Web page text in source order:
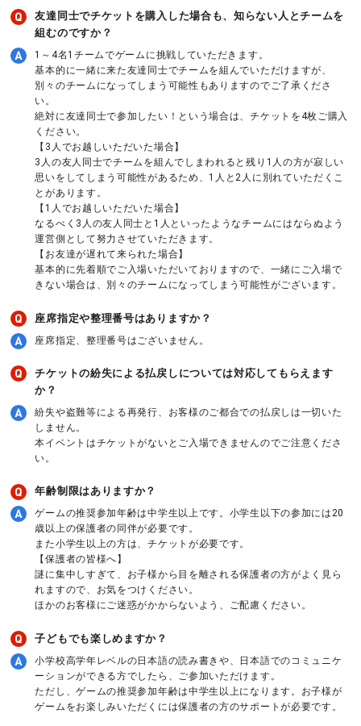
友達同士でチケットを購入した場合も、知らない人とチームを
組むのですか？
1～4名1チームでゲームに挑戦していただきます。
基本的に一緒に来た友達同士でチームを組んでいただけますが、
別々のチームになってしまう可能性もありますのでご了承くださ
い。
絶対に友達同士で参加したい！という場合は、チケットを4枚ご購入
ください。
【3人でお越しいただいた場合】
3人の友人同士でチームを組んでしまわれると残り1人の方が寂しい
思いをしてしまう可能性があるため、1人と2人に別れていただくこ
とがあります。
【1人でお越しいただいた場合】
なるべく3人の友人同士と1人といったようなチームにはならぬよう
運営側として努力させていただきます。
【お友達が遅れて来られた場合】
基本的に先着順でご入場いただいておりますので、一緒にご入場で
きない場合は、別々のチームになってしまう可能性がございます。
座席指定や整理番号はありますか？
座席指定、整理番号はございません。
チケットの紛失による払戻しについては対応してもらえます
か？
紛失や盗難等による再発行、お客様のご都合での払戻しは一切いた
しません。
本イベントはチケットがないとご入場できませんのでご注意くださ
い。
年齢制限はありますか？
ゲームの推奨参加年齢は中学生以上です。小学生以下の参加には20
歳以上の保護者の同伴が必要です。
また小学生以上の方は、チケットが必要です。
【保護者の皆様へ】
謎に集中しすぎて、お子様から目を離される保護者の方がよく見ら
れますので、お気をつけください。
ほかのお客様にご迷惑がかからないよう、ご配慮ください。
子どもでも楽しめますか？
小学校高学年レベルの日本語の読み書きや、日本語でのコミュニケ
ーションができる方でしたら、ご参加いただけます。
ただし、ゲームの推奨参加年齢は中学生以上になります。お子様が
ゲームをお楽しみいただくには保護者の方のサポートが必要です。